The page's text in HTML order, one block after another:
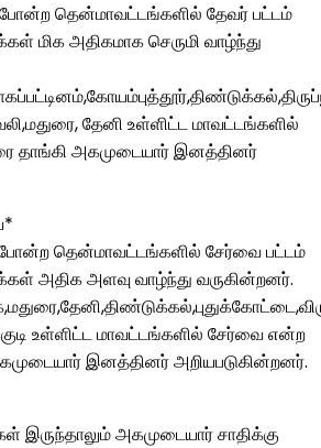
போன்ற தென்மாவட்டங்களில் தேவர் பட்டம்
மிக அதிகமாக செருமி வாழ்ந்து
தேனி உள்ளிட்ட மாவட்டங்களில்
தாங்கி அகமுடையார் இனத்தினர்
போன்ற தென்மாவட்டங்களில் சேர்வை பட்டம்
அதிக அளவு வாழ்ந்து வருகின்றனர்.
உள்ளிட்ட மாவட்டங்களில் சேர்வை என்ற
இனத்தினர் அறியபடுகின்றனர்.
இருந்தாலும் அகமுடையார் சாதிக்கு